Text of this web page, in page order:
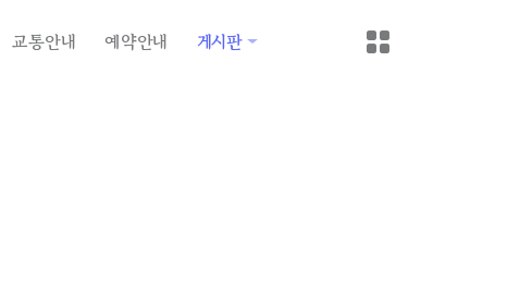
교통안내 예약안내 게시판